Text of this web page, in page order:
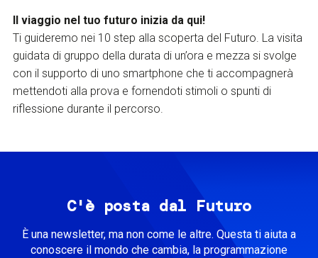
Il viaggio nel tuo futuro inizia da qui!
Ti guideremo nei 10 step alla scoperta del Futuro. La visita
guidata di gruppo della durata di un’ora e mezza si svolge
con il supporto di uno smartphone che ti accompagnerà
mettendoti alla prova e fornendoti stimoli o spunti di
riflessione durante il percorso.
C'è posta dal Futuro
È una newsletter, ma non come le altre. Questa ti aiuta a
conoscere il mondo che cambia, la programmazione